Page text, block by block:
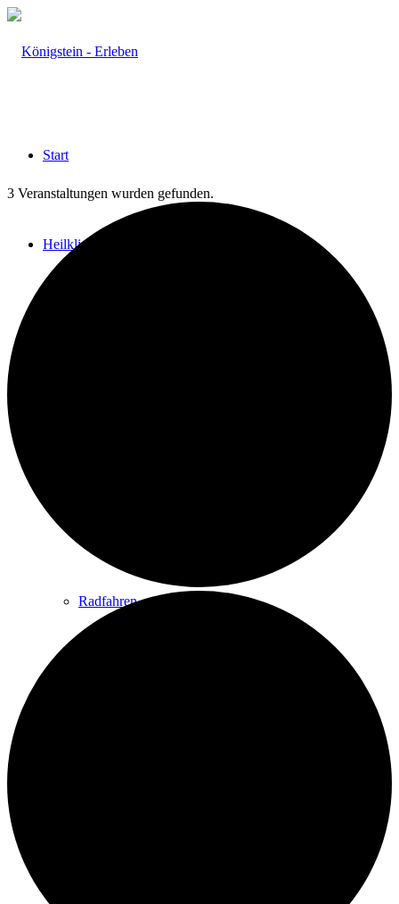
Start
Heilklima
Radfahren
3 Veranstaltungen wurden gefunden.